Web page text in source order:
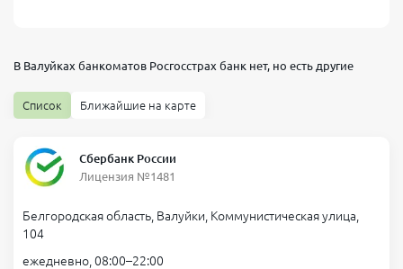
В Валуйках банкоматов Росгосстрах банк нет, но есть другие
Список Ближайшие на карте
Сбербанк России
Лицензия №1481
Белгородская область, Валуйки, Коммунистическая улица,
104
ежедневно, 08:00–22:00